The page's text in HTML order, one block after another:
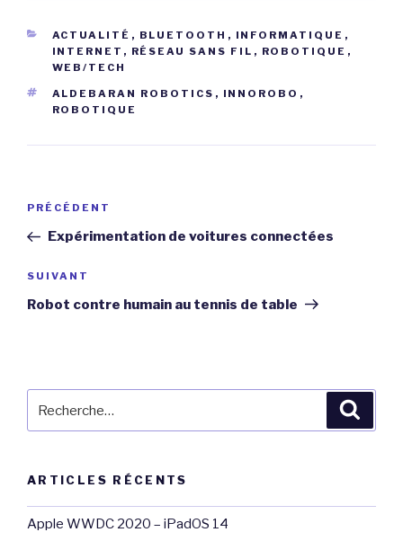
CATÉGORIES
ACTUALITÉ , BLUETOOTH , INFORMATIQUE ,
INTERNET , RÉSEAU SANS FIL , ROBOTIQUE ,
WEB/TECH
ÉTIQUETTES
ALDEBARAN ROBOTICS , INNOROBO ,
ROBOTIQUE
Navigation
l’article
Article
précédent
PRÉCÉDENT
Expérimentation de voitures connectées
Article
suivant
SUIVANT
Robot contre humain au tennis de table
pour
ARTICLES RÉCENTS
Apple WWDC 2020 – iPadOS 14